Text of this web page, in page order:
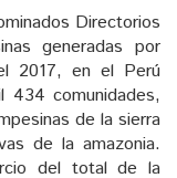
Directorios
generadas por
2017, en el Perú
434 comunidades,
de la sierra
de la amazonia.
del total de la